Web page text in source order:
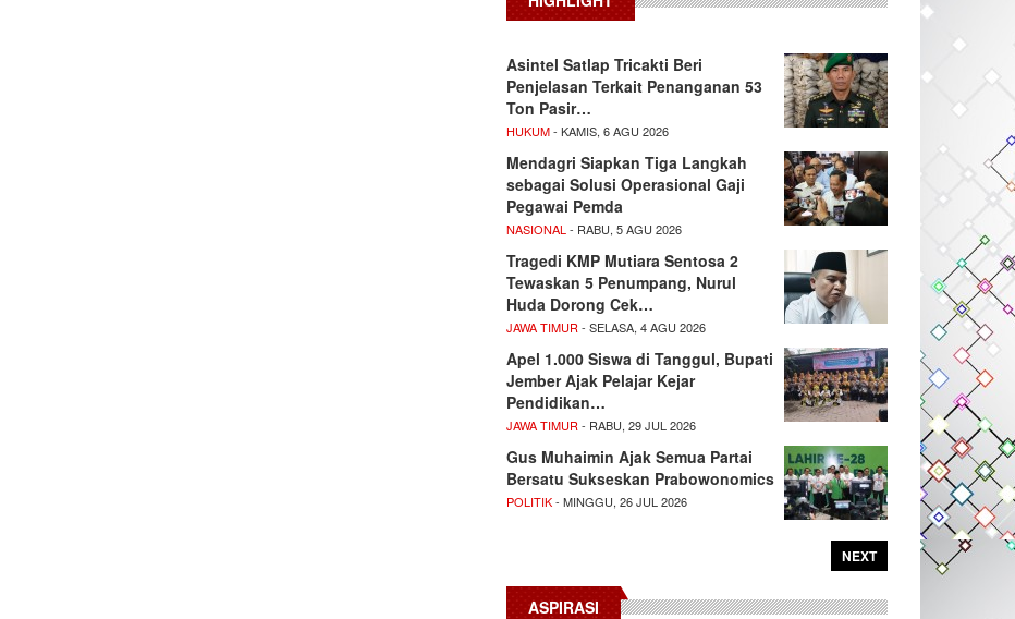
Asintel Satlap Tricakti Beri
Penjelasan Terkait Penanganan 53
Ton Pasir…
HUKUM- KAMIS, 6 AGU 2026
Mendagri Siapkan Tiga Langkah
sebagai Solusi Operasional Gaji
Pegawai Pemda
NASIONAL - RABU, 5 AGU 2026
Tragedi KMP Mutiara Sentosa 2
Tewaskan 5 Penumpang, Nurul
Huda Dorong Cek…
JAWA TIMUR - SELASA, 4 AGU 2026
Apel 1.000 Siswa di Tanggul, Bupati
Jember Ajak Pelajar Kejar
Pendidikan…
JAWA TIMUR - RABU, 29 JUL 2026
Gus Muhaimin Ajak Semua Partai
Bersatu Sukseskan Prabowonomics
POLITIK- MINGGU, 26 JUL 2026
NEXT
ASPIRASI